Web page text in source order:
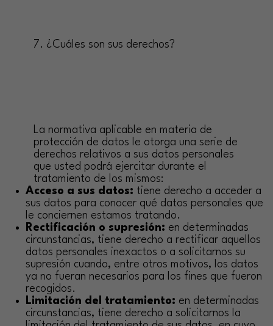
7. ¿Cuáles son sus derechos?
La normativa aplicable en materia de
protección de datos le otorga una serie de
derechos relativos a sus datos personales
que usted podrá ejercitar durante el
tratamiento de los mismos:
Acceso a sus datos: tiene derecho a acceder a
sus datos para conocer qué datos personales que
le conciernen estamos tratando.
Rectificación o supresión: en determinadas
circunstancias, tiene derecho a rectificar aquellos
datos personales inexactos o a solicitarnos su
supresión cuando, entre otros motivos, los datos
ya no fueran necesarios para los fines que fueron
recogidos.
Limitación del tratamiento: en determinadas
circunstancias, tiene derecho a solicitarnos la